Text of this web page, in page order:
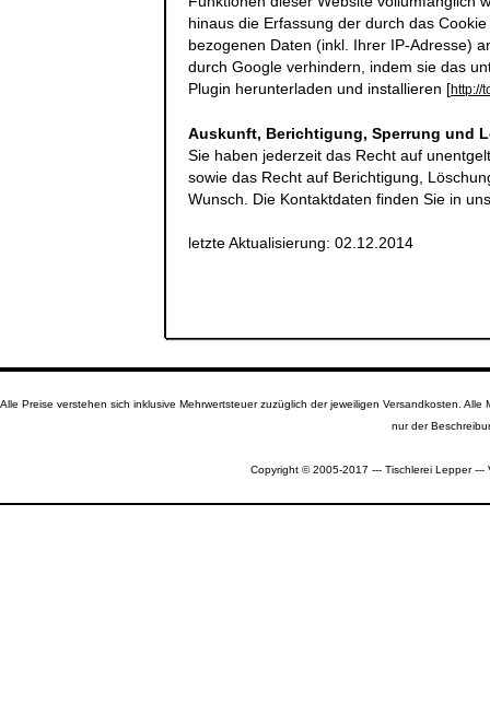
hinaus die Erfassung der durch das
bezogenen Daten (inkl. Ihrer IP-Adresse)
durch Google verhindern, indem sie das
Plugin herunterladen und installieren [http://
Auskunft, Berichtigung, Sperrung und
Sie haben jederzeit das Recht auf
sowie das Recht auf Berichtigung,
Wunsch. Die Kontaktdaten finden Sie in
letzte Aktualisierung: 02.12.2014
Alle Preise verstehen sich inklusive Mehrwertsteuer zuzüglich der jeweiligen Versandkosten.
nur der
Copyright © 2005-2017 --- Tischlerei Lepper